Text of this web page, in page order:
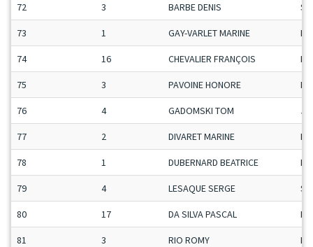
72 3 BARBE DENIS
73 1 GAY-VARLET MARINE
74 16 CHEVALIER FRANÇOIS
75 3 PAVOINE HONORE
76 4 GADOMSKI TOM
77 2 DIVARET MARINE
78 1 DUBERNARD BEATRICE
79 4 LESAQUE SERGE
80 17 DA SILVA PASCAL
81 3 RIO ROMY